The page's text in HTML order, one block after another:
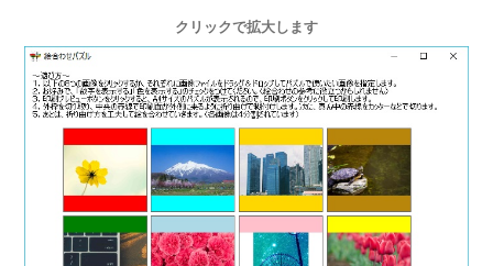
クリックで拡大します